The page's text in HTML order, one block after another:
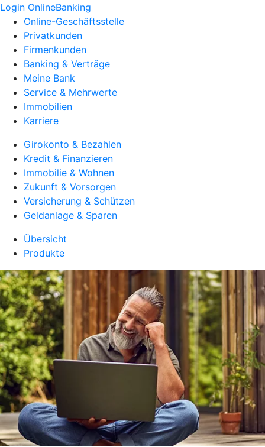
Login OnlineBanking
Online-Geschäftsstelle
Privatkunden
Firmenkunden
Banking & Verträge
Meine Bank
Service & Mehrwerte
Immobilien
Karriere
Girokonto & Bezahlen
Kredit & Finanzieren
Immobilie & Wohnen
Zukunft & Vorsorgen
Versicherung & Schützen
Geldanlage & Sparen
Übersicht
Produkte